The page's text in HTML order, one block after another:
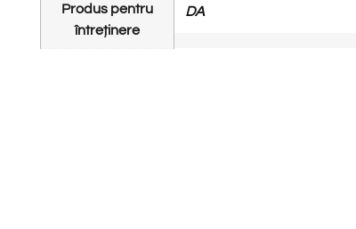
Produs pentru
întreținere
DA